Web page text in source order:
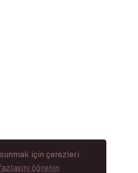
için çerezleri
öğrenin